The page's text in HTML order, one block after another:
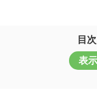
目次
表示